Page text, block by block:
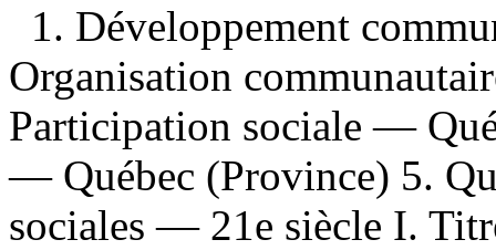
1. Développement
Organisation
Participation sociale —
— Québec (Province) 5.
sociales — 21e siècle I.